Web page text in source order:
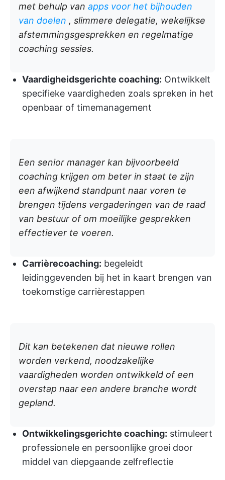
met behulp van apps voor het bijhouden
van doelen , slimmere delegatie, wekelijkse
afstemmingsgesprekken en regelmatige
coaching sessies.
Vaardigheidsgerichte coaching: Ontwikkelt
specifieke vaardigheden zoals spreken in het
openbaar of timemanagement
Een senior manager kan bijvoorbeeld
coaching krijgen om beter in staat te zijn
een afwijkend standpunt naar voren te
brengen tijdens vergaderingen van de raad
van bestuur of om moeilijke gesprekken
effectiever te voeren.
Carrièrecoaching: begeleidt
leidinggevenden bij het in kaart brengen van
toekomstige carrièrestappen
Dit kan betekenen dat nieuwe rollen
worden verkend, noodzakelijke
vaardigheden worden ontwikkeld of een
overstap naar een andere branche wordt
gepland.
Ontwikkelingsgerichte coaching: stimuleert
professionele en persoonlijke groei door
middel van diepgaande zelfreflectie